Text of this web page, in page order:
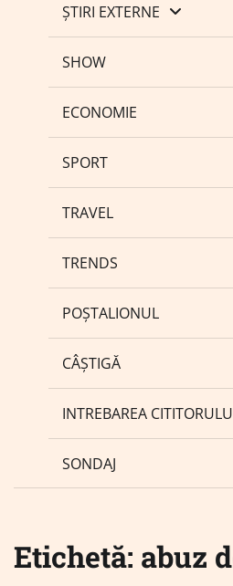
ȘTIRI EXTERNE
SHOW
ECONOMIE
SPORT
TRAVEL
TRENDS
POȘTALIONUL
CÂȘTIGĂ
INTREBAREA
SONDAJ
Etichetă: abuz